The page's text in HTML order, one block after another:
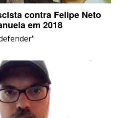
contra Felipe Neto
em 2018